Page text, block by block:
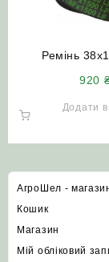
Ремінь
920
Додати
АгроШел -
Кошик
Магазин
Мій обліковий